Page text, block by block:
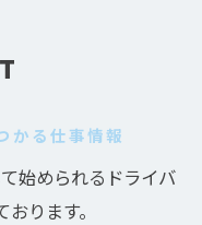
かる仕事情報
始められるドライバ
ります。